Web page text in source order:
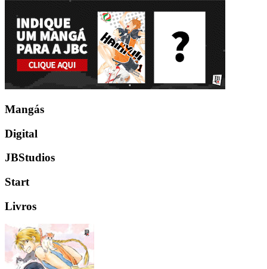
Mangás
Digital
JBStudios
Start
Livros